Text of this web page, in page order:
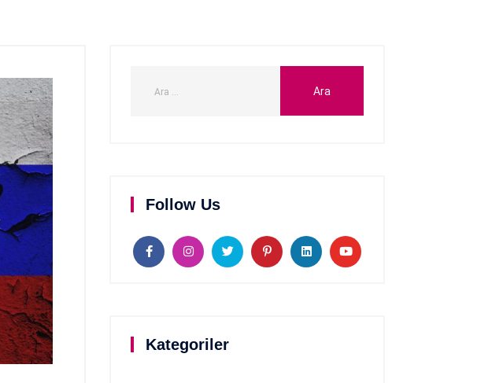
Follow Us
Kategoriler